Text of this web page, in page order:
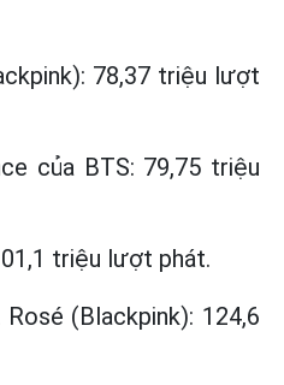
78,37 triệu lượt
của BTS: 79,75 triệu
triệu lượt phát.
(Blackpink): 124,6